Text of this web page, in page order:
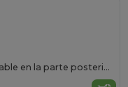
Gorra de rejilla ajustable en la parte posterior infantil